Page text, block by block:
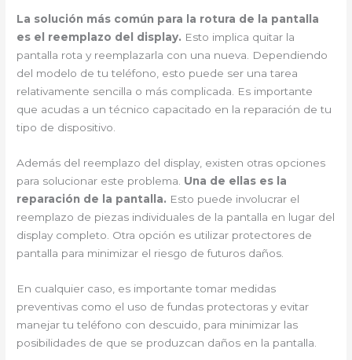
La solución más común para la rotura de la pantalla
es el reemplazo del display. Esto implica quitar la
pantalla rota y reemplazarla con una nueva. Dependiendo
del modelo de tu teléfono, esto puede ser una tarea
relativamente sencilla o más complicada. Es importante
que acudas a un técnico capacitado en la reparación de tu
tipo de dispositivo.
Además del reemplazo del display, existen otras opciones
para solucionar este problema. Una de ellas es la
reparación de la pantalla. Esto puede involucrar el
reemplazo de piezas individuales de la pantalla en lugar del
display completo. Otra opción es utilizar protectores de
pantalla para minimizar el riesgo de futuros daños.
En cualquier caso, es importante tomar medidas
preventivas como el uso de fundas protectoras y evitar
manejar tu teléfono con descuido, para minimizar las
posibilidades de que se produzcan daños en la pantalla.